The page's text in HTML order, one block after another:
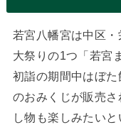
若宮八幡宮は中区
大祭りの1つ「若宮
初詣の期間中はぼ
のおみくじが販売
し物も楽しみたい